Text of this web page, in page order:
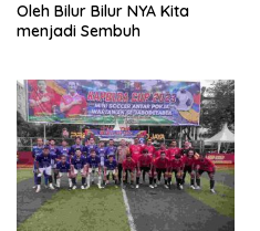
Oleh Bilur Bilur NYA Kita
menjadi Sembuh